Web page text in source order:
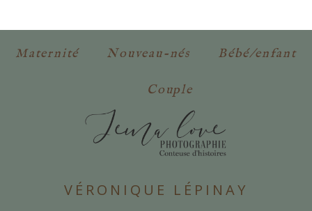
Maternité Nouveau-nés Bébé/enfant
Couple
VÉRONIQUE LÉPINAY